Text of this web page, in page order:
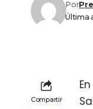
Última
Por
Compartir